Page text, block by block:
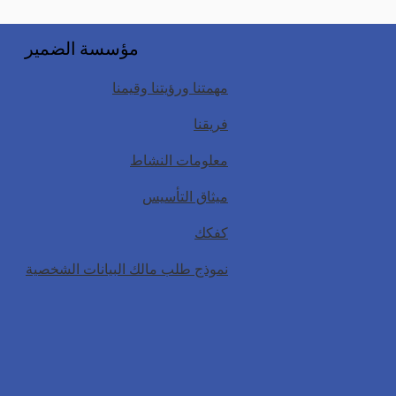
مؤسسة الضمير
مهمتنا ورؤيتنا وقيمنا
فريقنا
معلومات النشاط
ميثاق التأسيس
كفكك
نموذج طلب مالك البيانات الشخصية